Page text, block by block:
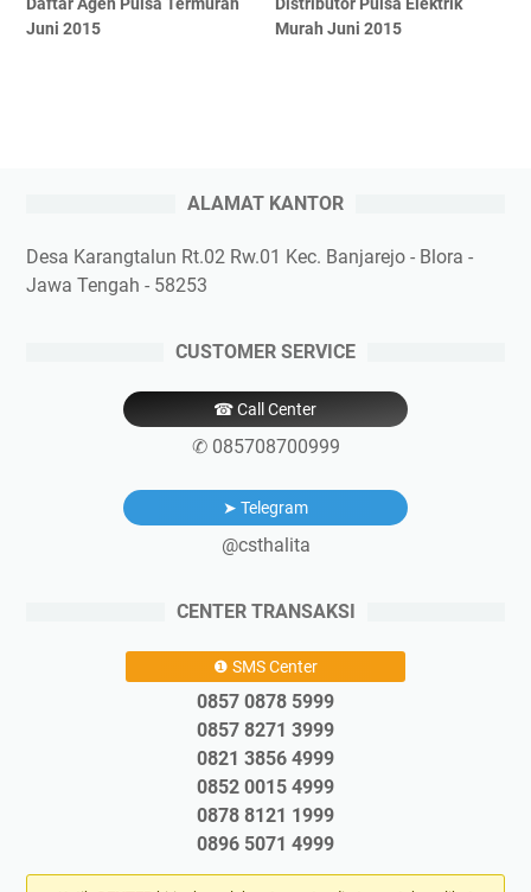
Juni 2015
Murah Juni 2015
ALAMAT KANTOR
Desa Karangtalun Rt.02 Rw.01 Kec. Banjarejo - Blora -
Jawa Tengah - 58253
CUSTOMER SERVICE
☎ Call Center
✆ 085708700999
➤ Telegram
@csthalita
CENTER TRANSAKSI
❶ SMS Center
0857 0878 5999
0857 8271 3999
0821 3856 4999
0852 0015 4999
0878 8121 1999
0896 5071 4999